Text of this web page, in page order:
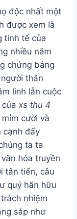
độc nhất một
được xem là
tinh tế của
nhiều năm
chứng bảng
thân
linh lẫn cuộc
xs thu 4
cười và
cạnh đấy
ta ta
hóa truyền
tân tiến, câu
quý hãn hữu
nhiệm
sắp như